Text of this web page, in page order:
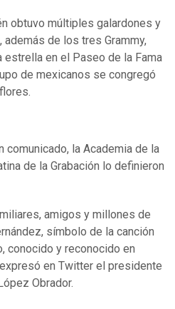
obtuvo múltiples galardones y
de los tres Grammy,
estrella en el Paseo de la Fama
de mexicanos se congregó
comunicado, la Academia de la
de la Grabación lo definieron
amigos y millones de
símbolo de la canción
conocido y reconocido en
en Twitter el presidente
Obrador.